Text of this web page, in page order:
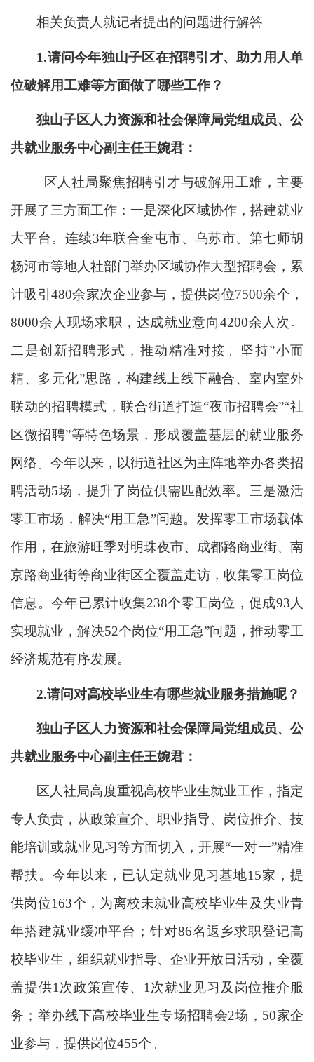
相关负责人就记者提出的问题进行解答
1.请问今年独山子区在招聘引才、助力用人单
位破解用工难等方面做了哪些工作？
独山子区人力资源和社会保障局党组成员、公
共就业服务中心副主任王婉君：
区人社局聚焦招聘引才与破解用工难，主要
开展了三方面工作：一是深化区域协作，搭建就业
大平台。连续3年联合奎屯市、乌苏市、第七师胡
杨河市等地人社部门举办区域协作大型招聘会，累
计吸引480余家次企业参与，提供岗位7500余个，
8000余人现场求职，达成就业意向4200余人次。
二是创新招聘形式，推动精准对接。坚持”小而
精、多元化”思路，构建线上线下融合、室内室外
联动的招聘模式，联合街道打造“夜市招聘会”“社
区微招聘”等特色场景，形成覆盖基层的就业服务
网络。今年以来，以街道社区为主阵地举办各类招
聘活动5场，提升了岗位供需匹配效率。三是激活
零工市场，解决“用工急”问题。发挥零工市场载体
作用，在旅游旺季对明珠夜市、成都路商业街、南
京路商业街等商业街区全覆盖走访，收集零工岗位
信息。今年已累计收集238个零工岗位，促成93人
实现就业，解决52个岗位“用工急”问题，推动零工
经济规范有序发展。
2.请问对高校毕业生有哪些就业服务措施呢？
独山子区人力资源和社会保障局党组成员、公
共就业服务中心副主任王婉君：
区人社局高度重视高校毕业生就业工作，指定
专人负责，从政策宣介、职业指导、岗位推介、技
能培训或就业见习等方面切入，开展“一对一”精准
帮扶。今年以来，已认定就业见习基地15家，提
供岗位163个，为离校未就业高校毕业生及失业青
年搭建就业缓冲平台；针对86名返乡求职登记高
校毕业生，组织就业指导、企业开放日活动，全覆
盖提供1次政策宣传、1次就业见习及岗位推介服
务；举办线下高校毕业生专场招聘会2场，50家企
业参与，提供岗位455个。